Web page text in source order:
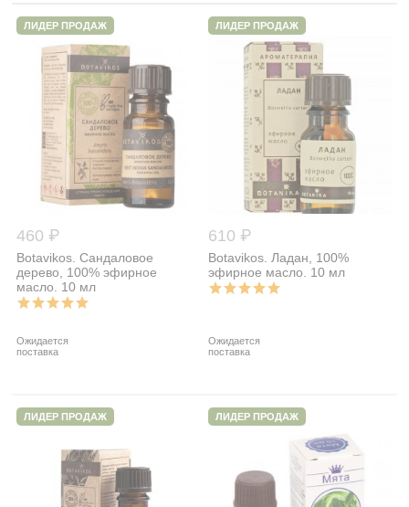
ЛИДЕР ПРОДАЖ
460 ₽
Botavikos. Сандаловое
дерево, 100% эфирное
масло. 10 мл
Ожидается
поставка
ЛИДЕР ПРОДАЖ
610 ₽
Botavikos. Ладан, 100%
эфирное масло. 10 мл
Ожидается
поставка
ЛИДЕР ПРОДАЖ ЛИДЕР ПРОДАЖ